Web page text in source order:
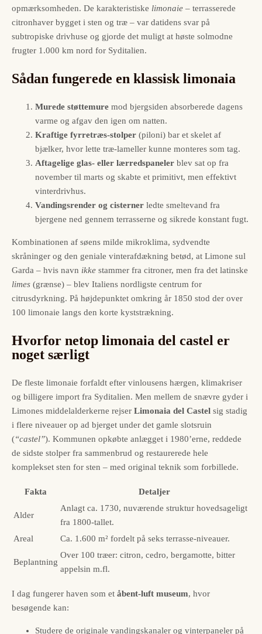
opmærksomheden. De karakteristiske limonaie – terrasserede
citronhaver bygget i sten og træ – var datidens svar på
subtropiske drivhuse og gjorde det muligt at høste solmodne
frugter 1.000 km nord for Syditalien.
Sådan fungerede en klassisk limonaia
Murede støttemure mod bjergsiden absorberede dagens
varme og afgav den igen om natten.
Kraftige fyrretræs-stolper (piloni) bar et skelet af
bjælker, hvor lette træ-lameller kunne monteres som tag.
Aftagelige glas- eller lærredspaneler blev sat op fra
november til marts og skabte et primitivt, men effektivt
vinterdrivhus.
Vandingsrender og cisterner ledte smeltevand fra
bjergene ned gennem terrasserne og sikrede konstant fugt.
Kombinationen af søens milde mikroklima, sydvendte
skråninger og den geniale vinterafdækning betød, at Limone sul
Garda – hvis navn ikke stammer fra citroner, men fra det latinske
limes (grænse) – blev Italiens nordligste centrum for
citrusdyrkning. På højdepunktet omkring år 1850 stod der over
100 limonaie langs den korte kyststrækning.
Hvorfor netop limonaia del castel er
noget særligt
De fleste limonaie forfaldt efter vinlousens hærgen, klimakriser
og billigere import fra Syditalien. Men mellem de snævre gyder i
Limones middelalderkerne rejser Limonaia del Castel sig stadig
i flere niveauer op ad bjerget under det gamle slotsruin
(“castel”). Kommunen opkøbte anlægget i 1980’erne, reddede
de sidste stolper fra sammenbrud og restaurerede hele
komplekset sten for sten – med original teknik som forbillede.
Fakta Detaljer
Alder
Anlagt ca. 1730, nuværende struktur hovedsageligt
fra 1800-tallet.
Areal
Ca. 1.600 m² fordelt på seks terrasse-niveauer.
Beplantning
Over 100 træer: citron, cedro, bergamotte, bitter
appelsin m.fl.
I dag fungerer haven som et åbent-luft museum, hvor
besøgende kan:
Studere de originale vandingskanaler og vinterpaneler på